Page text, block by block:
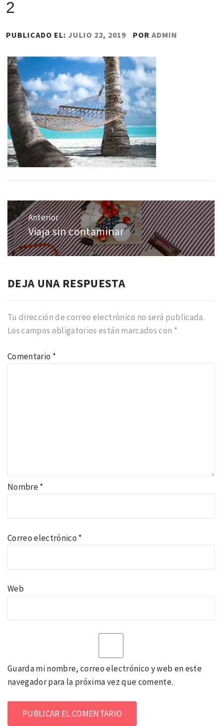
2
PUBLICADO EL: JULIO 22, 2019 POR ADMIN
Navegación
de
entradas
Anterior
Entrada
anterior:
Viaja sin contaminar
DEJA UNA RESPUESTA
Tu dirección de correo electrónico no será publicada.
Los campos obligatorios están marcados con *
Comentario *
Nombre*
Correo electrónico *
Web
Guarda mi nombre, correo electrónico y web en este
navegador para la próxima vez que comente.